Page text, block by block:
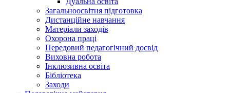
Загальноосвітня підготовка
Дистанційне навчання
Матеріали заходів
Охорона праці
Передовий педагогічний досвід
Виховна робота
Інклюзивна освіта
Бібліотека
Заходи